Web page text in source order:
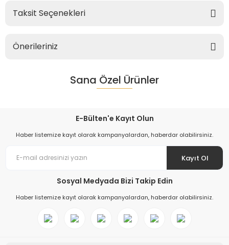
Taksit Seçenekleri
Önerileriniz
Sana Özel Ürünler
E-Bülten'e Kayıt Olun
Haber listemize kayıt olarak kampanyalardan, haberdar olabilirsiniz.
Kayıt Ol
Sosyal Medyada Bizi Takip Edin
Haber listemize kayıt olarak kampanyalardan, haberdar olabilirsiniz.